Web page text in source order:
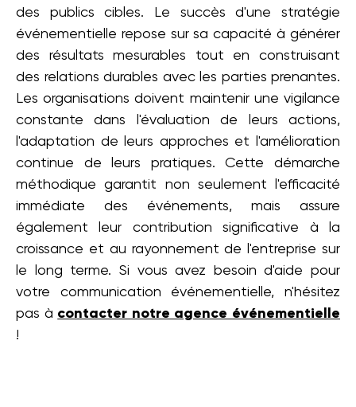
des publics cibles. Le succès d'une stratégie
événementielle repose sur sa capacité à générer
des résultats mesurables tout en construisant
des relations durables avec les parties prenantes.
Les organisations doivent maintenir une vigilance
constante dans l'évaluation de leurs actions,
l'adaptation de leurs approches et l'amélioration
continue de leurs pratiques. Cette démarche
méthodique garantit non seulement l'efficacité
immédiate des événements, mais assure
également leur contribution significative à la
croissance et au rayonnement de l'entreprise sur
le long terme. Si vous avez besoin d'aide pour
votre communication événementielle, n'hésitez
pas à contacter notre agence événementielle
!